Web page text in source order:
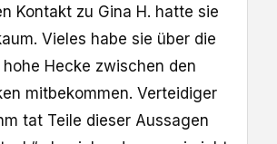
Kontakt zu Gina H. hatte sie
Vieles habe sie über die
Hecke zwischen den
mitbekommen. Verteidiger
tat Teile dieser Aussagen